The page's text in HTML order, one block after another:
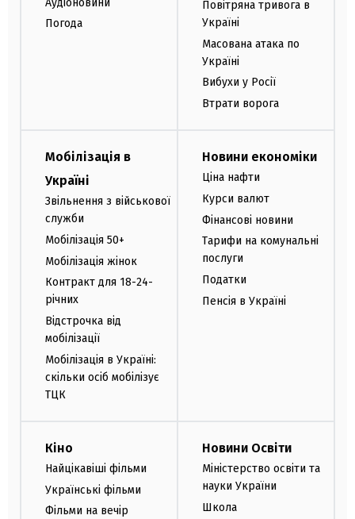
Погода
Повітряна тривога в
Україні
Масована атака по
Україні
Вибухи у Росії
Втрати ворога
Мобілізація в
Україні
Звільнення з військової
служби
Мобілізація 50+
Мобілізація жінок
Контракт для 18-24-
річних
Відстрочка від
мобілізації
Мобілізація в Україні:
скільки осіб мобілізує
ТЦК
Новини економіки
Ціна нафти
Курси валют
Фінансові новини
Тарифи на комунальні
послуги
Податки
Пенсія в Україні
Кіно
Найцікавіші фільми
Українські фільми
Фільми на вечір
Новини Освіти
Міністерство освіти та
науки України
Школа